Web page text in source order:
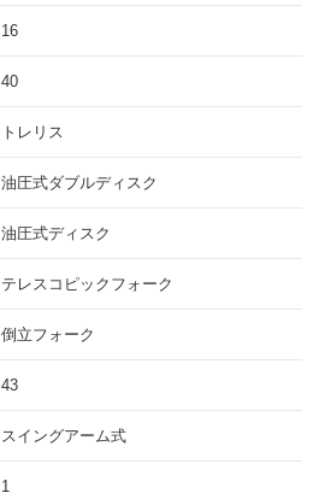
16
40
トレリス
油圧式ダブルディスク
油圧式ディスク
テレスコピックフォーク
倒立フォーク
43
スイングアーム式
1